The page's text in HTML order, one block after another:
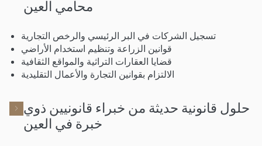
محامي العين
تسجيل الشركات في البر الرئيسي والرخص التجارية
قوانين الزراعة وتنظيم استخدام الأراضي
قضايا العقارات التراثية والمواقع الثقافية
الالتزام بقوانين التجارة والأعمال التقليدية
حلول قانونية حديثة من خبراء قانونيين ذوي
خبرة في العين